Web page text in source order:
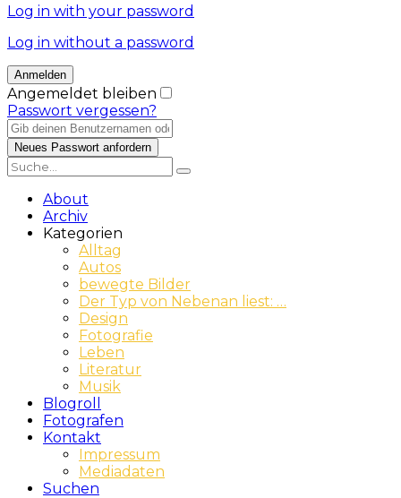
Log in with your password
Log in without a password
Angemeldet bleiben
Passwort vergessen?
About
Archiv
Kategorien
Alltag
Autos
bewegte Bilder
Der Typ von Nebenan liest: …
Design
Fotografie
Leben
Literatur
Musik
Blogroll
Fotografen
Kontakt
Impressum
Mediadaten
Suchen